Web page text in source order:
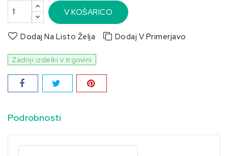
V KOŠARICO
Dodaj Na Listo Želja Dodaj V Primerjavo
Zadnji izdelki v trgovini
Podrobnosti